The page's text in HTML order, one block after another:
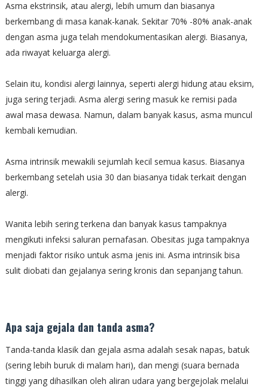
Asma ekstrinsik, atau alergi, lebih umum dan biasanya
berkembang di masa kanak-kanak. Sekitar 70% -80% anak-anak
dengan asma juga telah mendokumentasikan alergi. Biasanya,
ada riwayat keluarga alergi.
Selain itu, kondisi alergi lainnya, seperti alergi hidung atau eksim,
juga sering terjadi. Asma alergi sering masuk ke remisi pada
awal masa dewasa. Namun, dalam banyak kasus, asma muncul
kembali kemudian.
Asma intrinsik mewakili sejumlah kecil semua kasus. Biasanya
berkembang setelah usia 30 dan biasanya tidak terkait dengan
alergi.
Wanita lebih sering terkena dan banyak kasus tampaknya
mengikuti infeksi saluran pernafasan. Obesitas juga tampaknya
menjadi faktor risiko untuk asma jenis ini. Asma intrinsik bisa
sulit diobati dan gejalanya sering kronis dan sepanjang tahun.
Apa saja gejala dan tanda asma?
Tanda-tanda klasik dan gejala asma adalah sesak napas, batuk
(sering lebih buruk di malam hari), dan mengi (suara bernada
tinggi yang dihasilkan oleh aliran udara yang bergejolak melalui